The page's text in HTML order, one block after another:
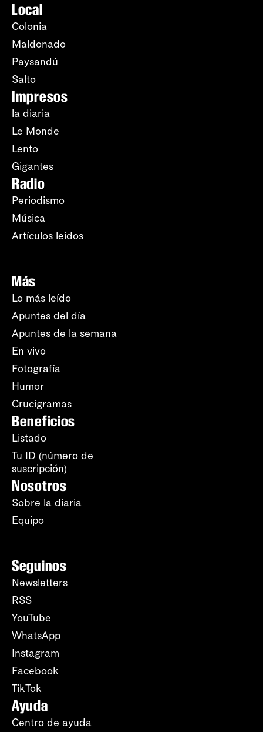
Local
Colonia
Maldonado
Paysandú
Salto
Impresos
la diaria
Le Monde
Lento
Gigantes
Radio
Periodismo
Música
Artículos leídos
Más
Lo más leído
Apuntes del día
Apuntes de la semana
En vivo
Fotografía
Humor
Crucigramas
Beneficios
Listado
Tu ID (número de
suscripción)
Nosotros
Sobre la diaria
Equipo
Seguinos
Newsletters
RSS
YouTube
WhatsApp
Instagram
Facebook
TikTok
Ayuda
Centro de ayuda